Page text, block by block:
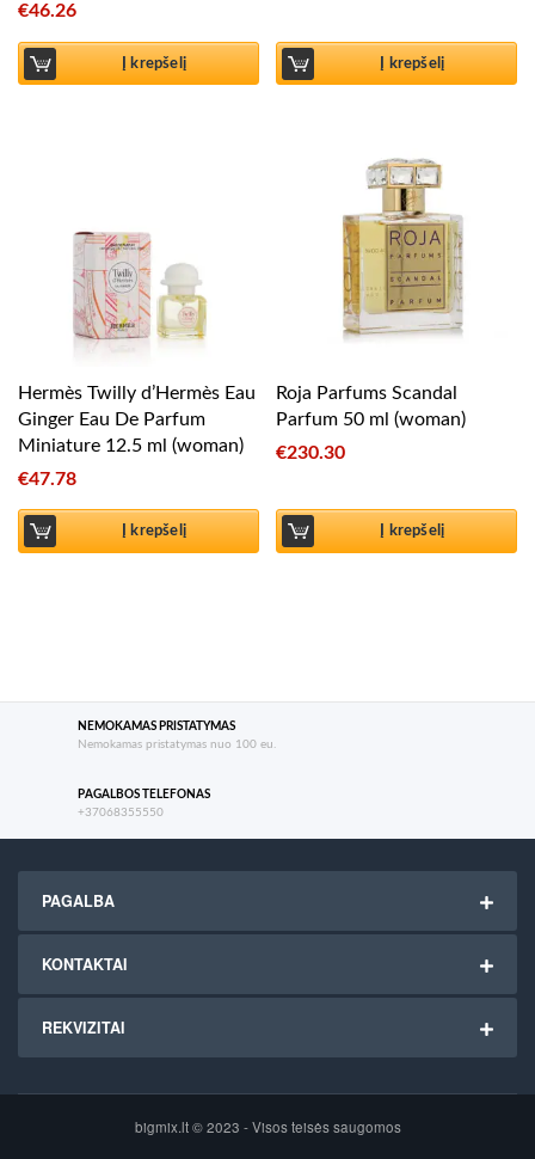
€46.26
Į krepšelį Į krepšelį
Hermès Twilly d’Hermès Eau
Ginger Eau De Parfum
Miniature 12.5 ml (woman)
€47.78
Į krepšelį
Roja Parfums Scandal
Parfum 50 ml (woman)
€230.30
Į krepšelį
NEMOKAMAS PRISTATYMAS
Nemokamas pristatymas nuo 100 eu.
PAGALBOS TELEFONAS
+37068355550
PAGALBA
KONTAKTAI
REKVIZITAI
bigmix.lt © 2023 - Visos teisės saugomos